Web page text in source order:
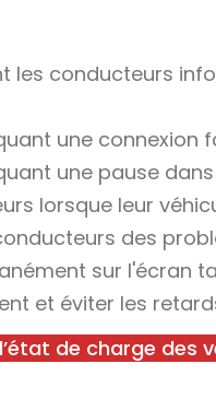
les conducteurs
une connexion
une pause
lorsque leur
des
sur l'écran
et éviter les
de charge des